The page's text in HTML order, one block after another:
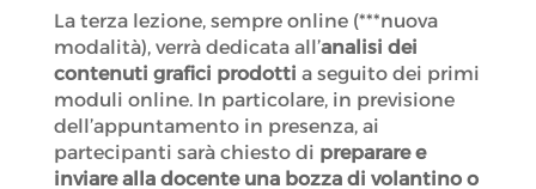
La terza lezione, sempre online (***nuova
modalità), verrà dedicata all’analisi dei
contenuti grafici prodotti a seguito dei primi
moduli online. In particolare, in previsione
dell’appuntamento in presenza, ai
partecipanti sarà chiesto di preparare e
inviare alla docente una bozza di volantino o